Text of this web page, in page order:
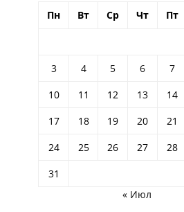
Пн Вт Ср Чт Пт
3
4 5 6 7
10
11 12 13 14
17
18 19 20 21
24
25 26 27 28
31
« Июл